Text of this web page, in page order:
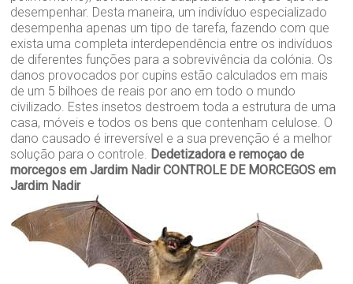
desempenhar. Desta maneira, um indivíduo especializado
desempenha apenas um tipo de tarefa, fazendo com que
exista uma completa interdependência entre os indivíduos
de diferentes funções para a sobrevivência da colónia. Os
danos provocados por cupins estão calculados em mais
de um 5 bilhoes de reais por ano em todo o mundo
civilizado. Estes insetos destroem toda a estrutura de uma
casa, móveis e todos os bens que contenham celulose. O
dano causado é irreversível e a sua prevenção é a melhor
solução para o controle. Dedetizadora e remoçao de
morcegos em Jardim Nadir CONTROLE DE MORCEGOS em
Jardim Nadir